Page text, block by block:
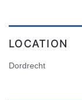
LOCATION
Dordrecht